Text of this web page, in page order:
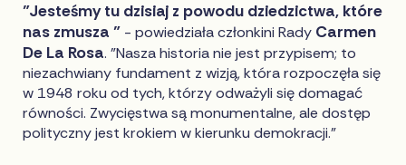
"Jesteśmy tu dzisiaj z powodu dziedzictwa, które
nas zmusza " - powiedziała członkini Rady Carmen
De La Rosa. "Nasza historia nie jest przypisem; to
niezachwiany fundament z wizją, która rozpoczęła się
w 1948 roku od tych, którzy odważyli się domagać
równości. Zwycięstwa są monumentalne, ale dostęp
polityczny jest krokiem w kierunku demokracji."